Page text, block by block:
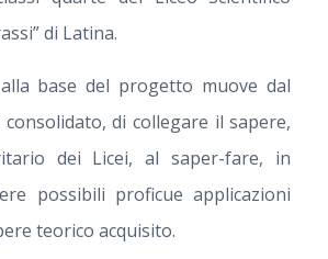
di Latina.
alla base del progetto muove dal
di collegare il sapere,
dei Licei, al saper-fare, in
possibili proficue applicazioni
teorico acquisito.